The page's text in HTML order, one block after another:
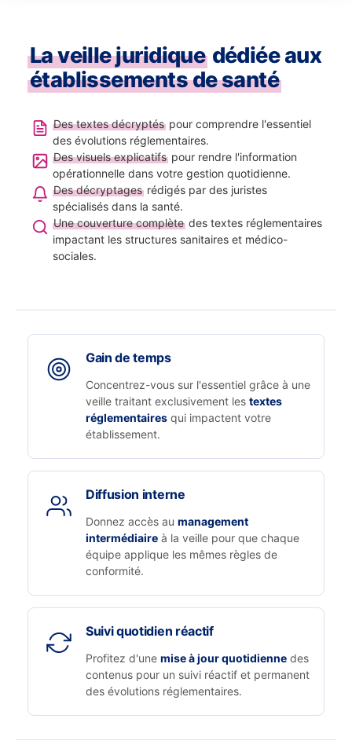
La veille juridique dédiée aux
établissements de santé
Des textes décryptéspour comprendre l'essentiel
des évolutions réglementaires.
Des visuels explicatifspour rendre l'information
opérationnelle dans votre gestion quotidienne.
Des décryptagesrédigés par des juristes
spécialisés dans la santé.
Une couverture complètedes textes réglementaires
impactant les structures sanitaires et médico-
sociales.
Gain de temps
Concentrez-vous sur l'essentiel grâce à une
veille traitant exclusivement les textes
réglementaires qui impactent votre
établissement.
Diffusion interne
Donnez accès au management
intermédiaire à la veille pour que chaque
équipe applique les mêmes règles de
conformité.
Suivi quotidien réactif
Profitez d'une mise à jour quotidienne des
contenus pour un suivi réactif et permanent
des évolutions réglementaires.